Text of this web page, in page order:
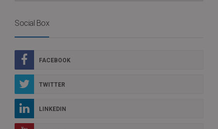
Social Box
FACEBOOK
TWITTER
LINKEDIN